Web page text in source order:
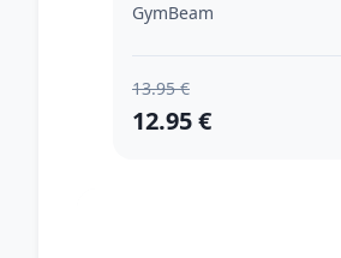
GymBeam
13.95 €
12.95 €